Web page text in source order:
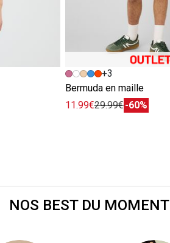
+3
Bermuda en maille
11.99€29.99€-60%
NOS BEST DU MOMENT